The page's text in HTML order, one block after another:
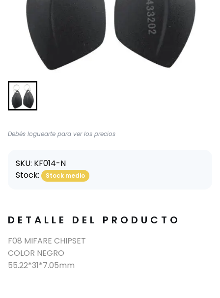
Debés loguearte para ver los precios
SKU: KF014-N
Stock:
Stock medio
DETALLE DEL PRODUCTO
F08 MIFARE CHIPSET
COLOR NEGRO
55.22*31*7.05mm